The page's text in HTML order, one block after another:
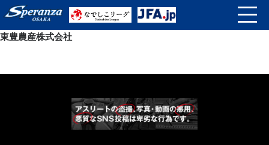
東豊農産株式会社